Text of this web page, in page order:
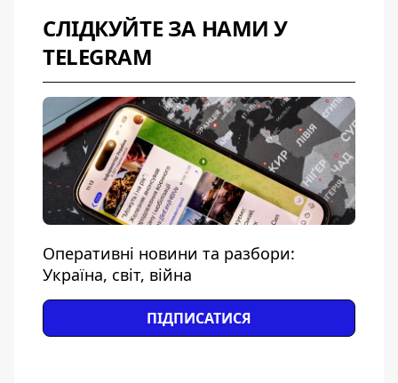
СЛІДКУЙТЕ ЗА НАМИ У
TELEGRAM
Оперативні новини та разбори:
Україна, світ, війна
ПІДПИСАТИСЯ